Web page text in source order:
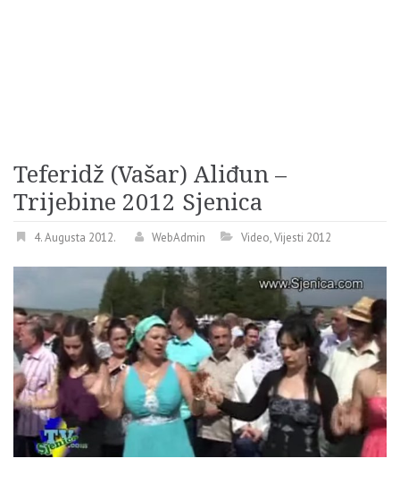
Teferidž (Vašar) Aliđun –
Trijebine 2012 Sjenica
4. Augusta 2012. WebAdmin Video,Vijesti 2012